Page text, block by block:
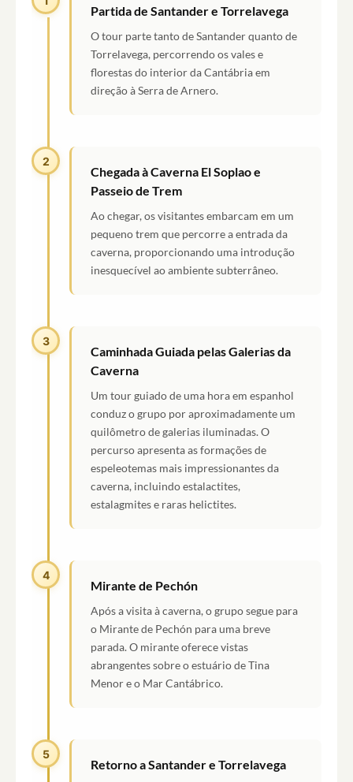
Partida de Santander e Torrelavega
O tour parte tanto de Santander quanto de
Torrelavega, percorrendo os vales e
florestas do interior da Cantábria em
direção à Serra de Arnero.
2
Chegada à Caverna El Soplao e
Passeio de Trem
Ao chegar, os visitantes embarcam em um
pequeno trem que percorre a entrada da
caverna, proporcionando uma introdução
inesquecível ao ambiente subterrâneo.
3
Caminhada Guiada pelas Galerias da
Caverna
Um tour guiado de uma hora em espanhol
conduz o grupo por aproximadamente um
quilômetro de galerias iluminadas. O
percurso apresenta as formações de
espeleotemas mais impressionantes da
caverna, incluindo estalactites,
estalagmites e raras helictites.
4
Mirante de Pechón
Após a visita à caverna, o grupo segue para
o Mirante de Pechón para uma breve
parada. O mirante oferece vistas
abrangentes sobre o estuário de Tina
Menor e o Mar Cantábrico.
5
Retorno a Santander e Torrelavega